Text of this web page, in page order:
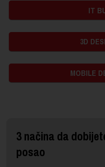
IT
3D
MOBILE
3 načina da
posao